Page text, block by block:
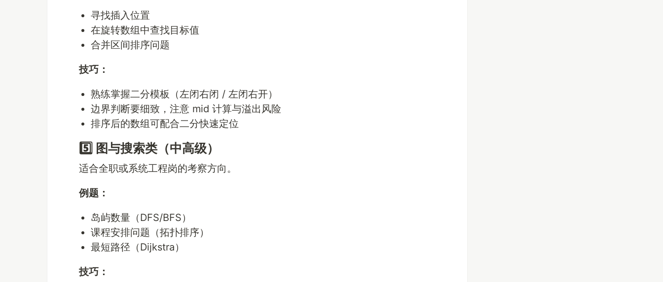
寻找插入位置
在旋转数组中查找目标值
合并区间排序问题
技巧：
熟练掌握二分模板（左闭右闭 / 左闭右开）
边界判断要细致，注意 mid 计算与溢出风险
排序后的数组可配合二分快速定位
5️⃣ 图与搜索类（中高级）
适合全职或系统工程岗的考察方向。
例题：
岛屿数量（DFS/BFS）
课程安排问题（拓扑排序）
最短路径（Dijkstra）
技巧：